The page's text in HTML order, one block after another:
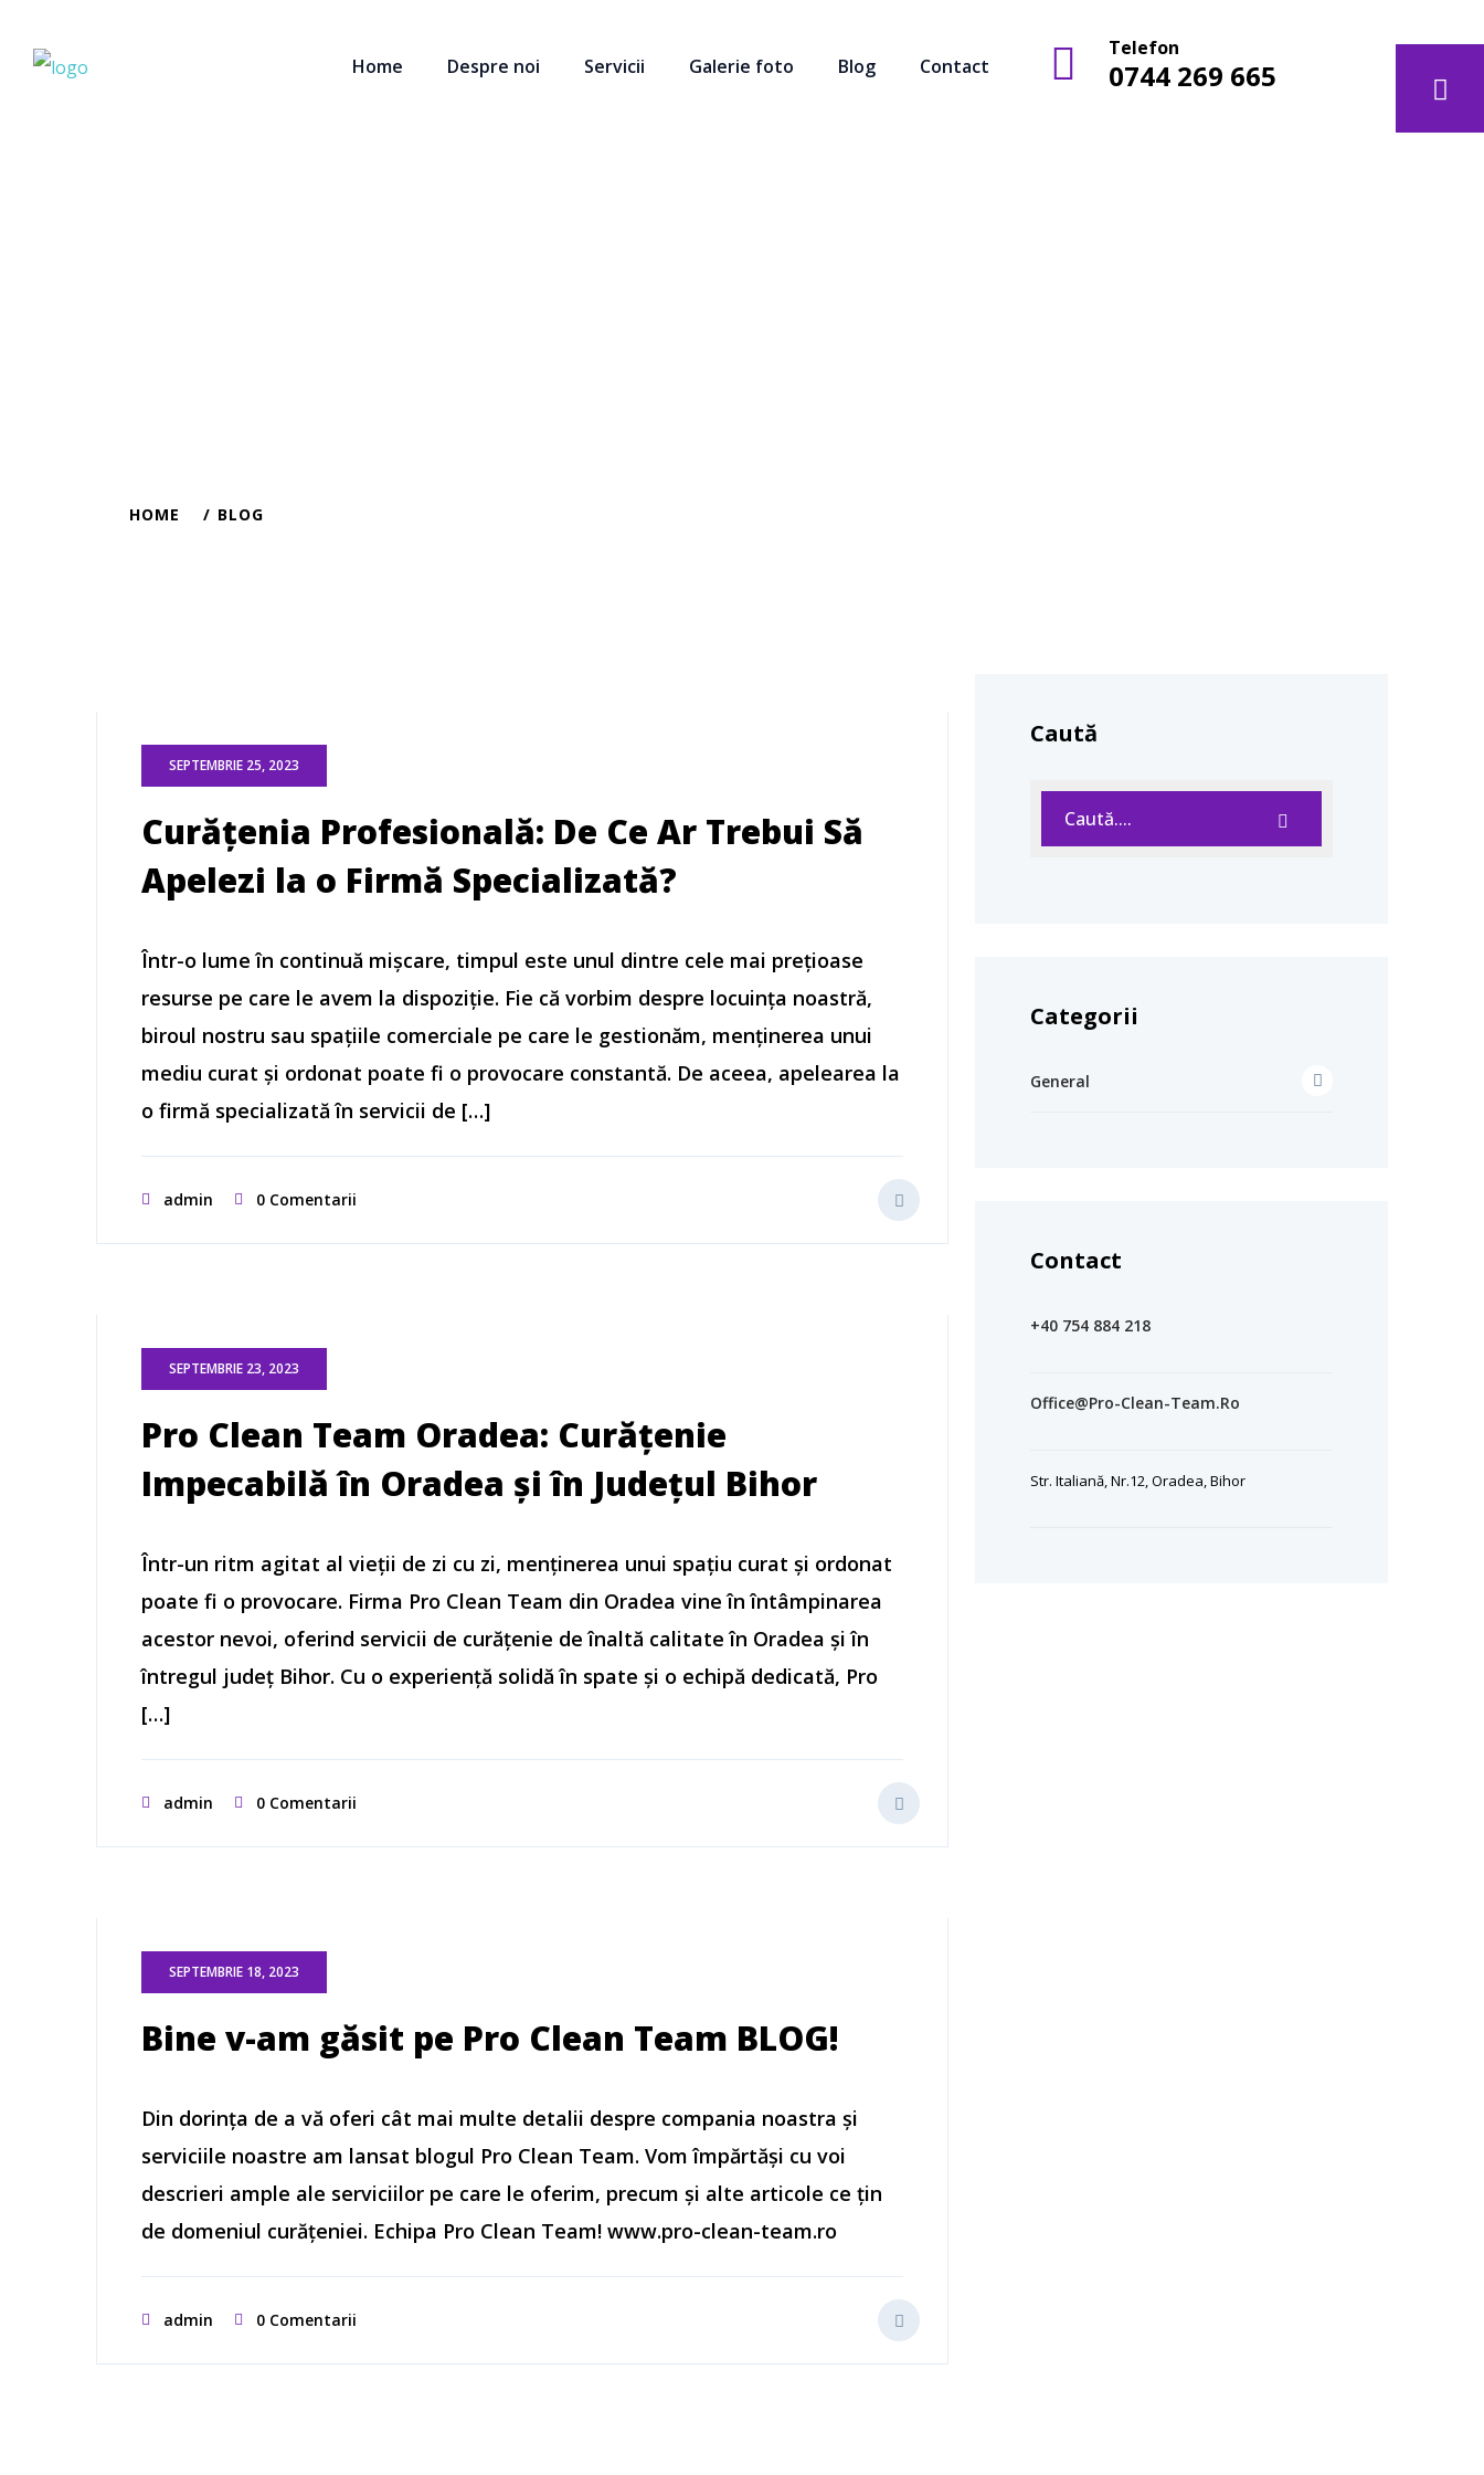
Home Despre noi Servicii Galerie foto Blog Contact
Telefon
0744 269 665
HOME BLOG
SEPTEMBRIE 25, 2023
Curățenia Profesională: De Ce Ar Trebui Să
Apelezi la o Firmă Specializată?
Într-o lume în continuă mișcare, timpul este unul dintre cele mai prețioase
resurse pe care le avem la dispoziție. Fie că vorbim despre locuința noastră,
biroul nostru sau spațiile comerciale pe care le gestionăm, menținerea unui
mediu curat și ordonat poate fi o provocare constantă. De aceea, apelearea la
o firmă specializată în servicii de […]
admin 0 Comentarii
SEPTEMBRIE 23, 2023
Pro Clean Team Oradea: Curățenie
Impecabilă în Oradea și în Județul Bihor
Într-un ritm agitat al vieții de zi cu zi, menținerea unui spațiu curat și ordonat
poate fi o provocare. Firma Pro Clean Team din Oradea vine în întâmpinarea
acestor nevoi, oferind servicii de curățenie de înaltă calitate în Oradea și în
întregul județ Bihor. Cu o experiență solidă în spate și o echipă dedicată, Pro
[…]
admin 0 Comentarii
SEPTEMBRIE 18, 2023
Bine v-am găsit pe Pro Clean Team BLOG!
Din dorința de a vă oferi cât mai multe detalii despre compania noastra și
serviciile noastre am lansat blogul Pro Clean Team. Vom împărtăși cu voi
descrieri ample ale serviciilor pe care le oferim, precum și alte articole ce țin
de domeniul curățeniei. Echipa Pro Clean Team! www.pro-clean-team.ro
admin 0 Comentarii
Caută
Categorii
General
Contact
+40 754 884 218
Office@pro-Clean-Team.ro
Str. Italiană, Nr.12, Oradea, Bihor